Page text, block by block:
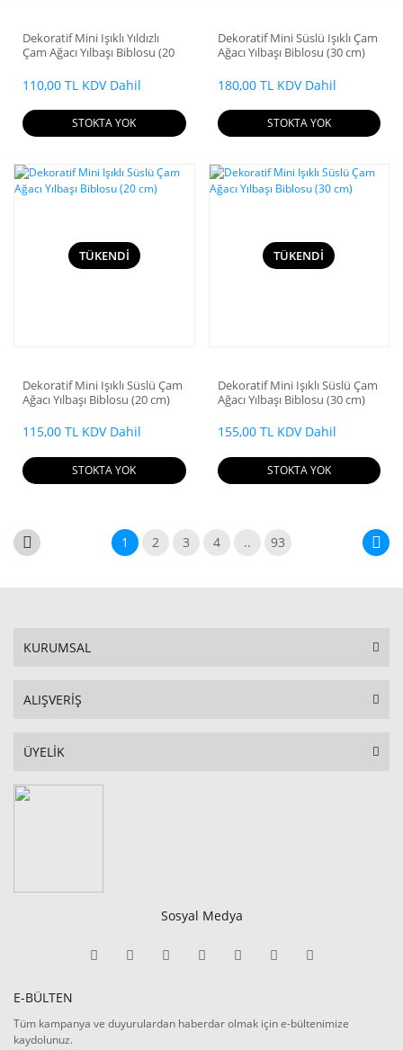
Dekoratif Mini Işıklı Yıldızlı
Çam Ağacı Yılbaşı Biblosu (20
110,00 TL KDV Dahil
STOKTA YOK
Dekoratif Mini Süslü Işıklı Çam
Ağacı Yılbaşı Biblosu (30 cm)
180,00 TL KDV Dahil
STOKTA YOK
TÜKENDİ
Dekoratif Mini Işıklı Süslü Çam
Ağacı Yılbaşı Biblosu (20 cm)
115,00 TL KDV Dahil
STOKTA YOK
TÜKENDİ
Dekoratif Mini Işıklı Süslü Çam
Ağacı Yılbaşı Biblosu (30 cm)
155,00 TL KDV Dahil
STOKTA YOK
1 2 3 4 .. 93
KURUMSAL
ALIŞVERİŞ
ÜYELİK
Sosyal Medya
E-BÜLTEN
Tüm kampanya ve duyurulardan haberdar olmak için e-bültenimize
kaydolunuz.